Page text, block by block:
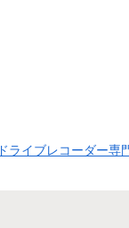
ドライブレコーダー専